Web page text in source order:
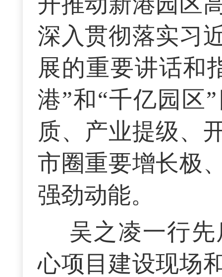
深入贯彻落实习
展的重要讲话和
港”和“千亿园区
质、产业提级、
市圈重要增长极
强劲动能。
吴之凌一行
心项目建设现场